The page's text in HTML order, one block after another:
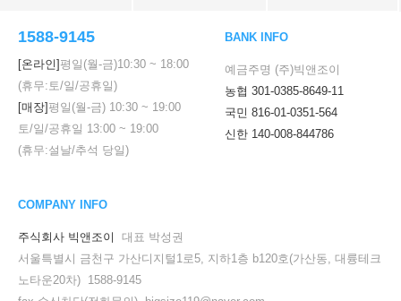
1588-9145
[온라인]평일(월-금)10:30 ~ 18:00
(휴무:토/일/공휴일)
[매장]평일(월-금) 10:30 ~ 19:00
토/일/공휴일 13:00 ~ 19:00
(휴무:설날/추석 당일)
BANK INFO
예금주명 (주)빅앤조이
농협 301-0385-8649-11
국민 816-01-0351-564
신한 140-008-844786
COMPANY INFO
주식회사 빅앤조이
대표 박성권
서울특별시 금천구 가산디지털1로5, 지하1층 b120호(가산동, 대륭테크
노타운20차) 1588-9145